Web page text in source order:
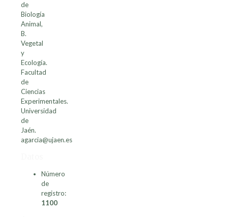
de
Biología
Animal,
B.
Vegetal
y
Ecología.
Facultad
de
Ciencias
Experimentales.
Universidad
de
Jaén.
agarcia@ujaen.es
Número
de
registro:
1100